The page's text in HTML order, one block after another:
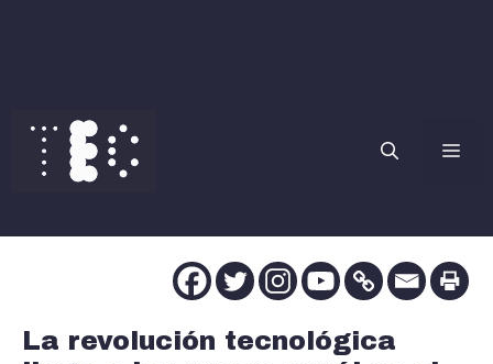
contenido
La revolución tecnológica